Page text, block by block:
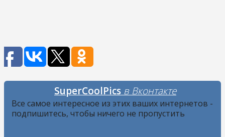
SuperCoolPics в Вконтакте
Все самое интересное из этих ваших интернетов -
подпишитесь, чтобы ничего не пропустить